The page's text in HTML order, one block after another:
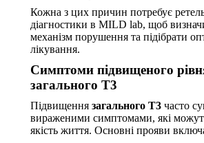
Кожна з цих причин потребує
діагностики в MILD lab, щоб
механізм порушення та підібрати
лікування.
Симптоми підвищеного
загального Т3
Підвищення загального Т3 часто
вираженими симптомами, які
якість життя. Основні прояви